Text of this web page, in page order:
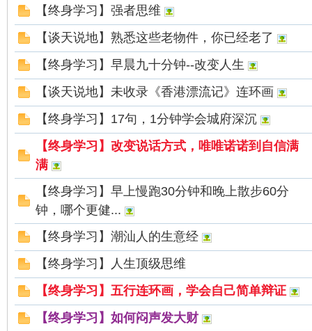
【终身学习】强者思维
【谈天说地】熟悉这些老物件，你已经老了
【终身学习】早晨九十分钟--改变人生
【谈天说地】未收录《香港漂流记》连环画
【终身学习】17句，1分钟学会城府深沉
【终身学习】改变说话方式，唯唯诺诺到自信满
满
【终身学习】早上慢跑30分钟和晚上散步60分
钟，哪个更健...
【终身学习】潮汕人的生意经
【终身学习】人生顶级思维
【终身学习】五行连环画，学会自己简单辩证
【终身学习】如何闷声发大财